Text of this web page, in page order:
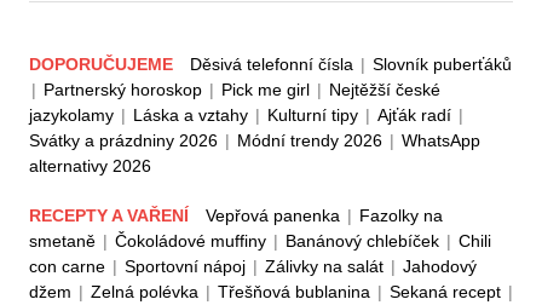
DOPORUČUJEME Děsivá telefonní čísla | Slovník puberťáků
| Partnerský horoskop | Pick me girl | Nejtěžší české
jazykolamy | Láska a vztahy | Kulturní tipy | Ajťák radí |
Svátky a prázdniny 2026 | Módní trendy 2026 | WhatsApp
alternativy 2026
RECEPTY A VAŘENÍ Vepřová panenka | Fazolky na
smetaně | Čokoládové muffiny | Banánový chlebíček | Chili
con carne | Sportovní nápoj | Zálivky na salát | Jahodový
džem | Zelná polévka | Třešňová bublanina | Sekaná recept |